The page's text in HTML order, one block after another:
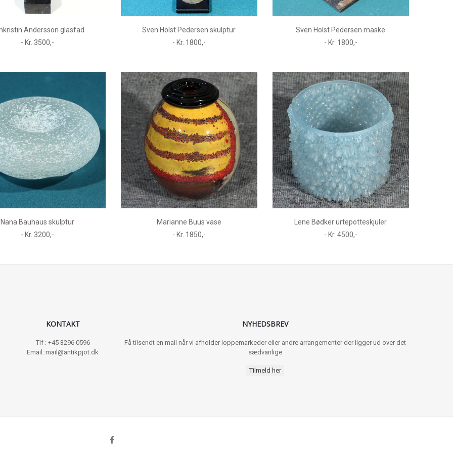
Andersson glasfad
- Kr. 3500,-
Sven Holst Pedersen skulptur
- Kr. 1800,-
Sven Holst Pedersen maske
- Kr. 1800,-
Nana Bauhaus skulptur
- Kr. 3200,-
Marianne Buus vase
- Kr. 1850,-
Lene Bødker urtepotteskjuler
- Kr. 4500,-
KONTAKT
Tlf : +45 3296 0596
Email: mail@antikpjot.dk
NYHEDSBREV
Få tilsendt en mail når vi afholder loppemarkeder eller andre arrangementer der ligger ud over det
sædvanlige
Tilmeld her